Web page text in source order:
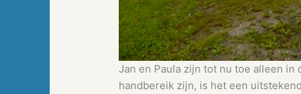
Jan en Paula zijn tot nu toe alleen
handbereik zijn, is het een